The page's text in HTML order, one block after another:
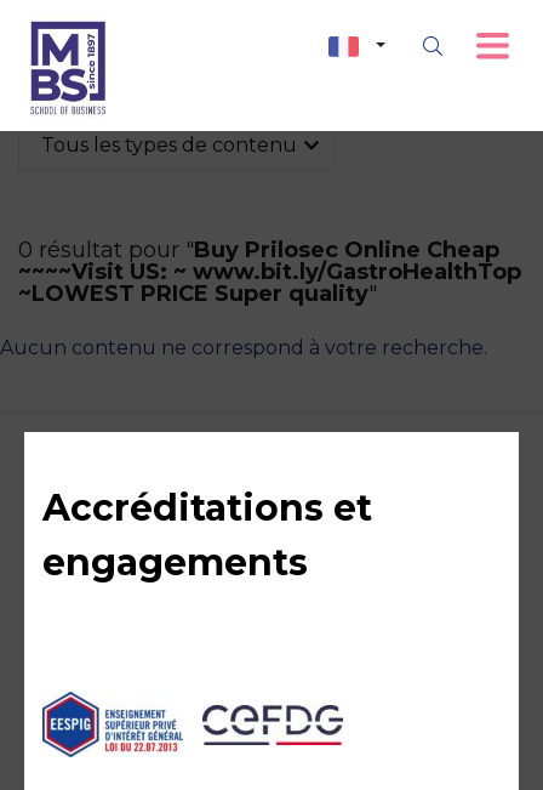
Tous les types de contenu
0 résultat pour "Buy Prilosec Online Cheap
~~~~Visit US: ~ www.bit.ly/GastroHealthTop
~LOWEST PRICE Super quality"
Aucun contenu ne correspond à votre recherche.
Accréditations et
engagements